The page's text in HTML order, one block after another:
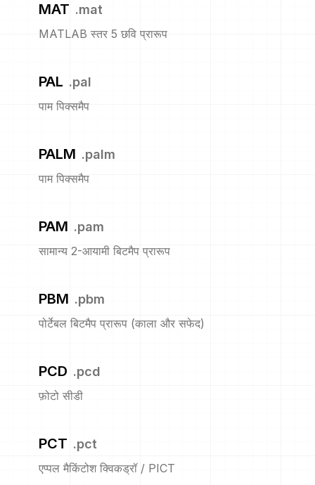
MAT .mat
MATLAB स्तर 5 छवि प्रारूप
PAL .pal
पाम पिक्समैप
PALM .palm
पाम पिक्समैप
PAM .pam
सामान्य 2-आयामी बिटमैप प्रारूप
PBM .pbm
पोर्टेबल बिटमैप प्रारूप (काला और सफेद)
PCD .pcd
फ़ोटो सीडी
PCT .pct
एप्पल मैकिंटोश क्विकड्रॉ / PICT